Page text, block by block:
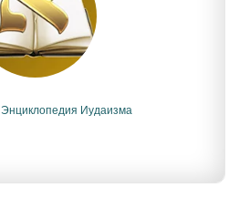
Энциклопедия Иудаизма